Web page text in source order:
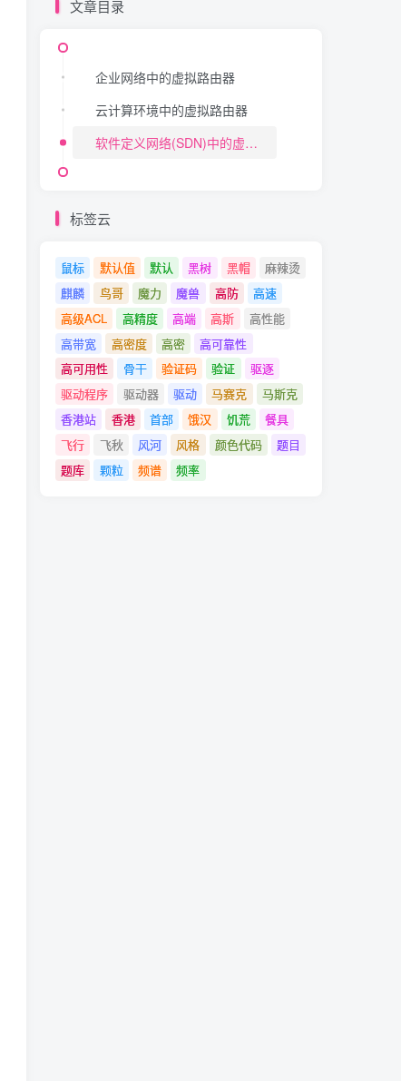
文章目录
企业网络中的虚拟路由器
云计算环境中的虚拟路由器
软件定义网络(SDN)中的虚拟路由器
标签云
鼠标 默认值 默认 黑树 黑帽
麻辣烫
麒麟
鸟哥 魔力 魔兽 高防
高速
高级ACL
高精度 高端 高斯
高性能
高带宽
高密度 高密
高可靠性
高可用性
骨干 验证码 验证
驱逐
驱动程序
驱动器 驱动 马赛克
马斯克
香港站
香港 首部 饿汉 饥荒
餐具
飞行
飞秋 风河 风格 颜色代码
题目
题库
颗粒 频谱 频率